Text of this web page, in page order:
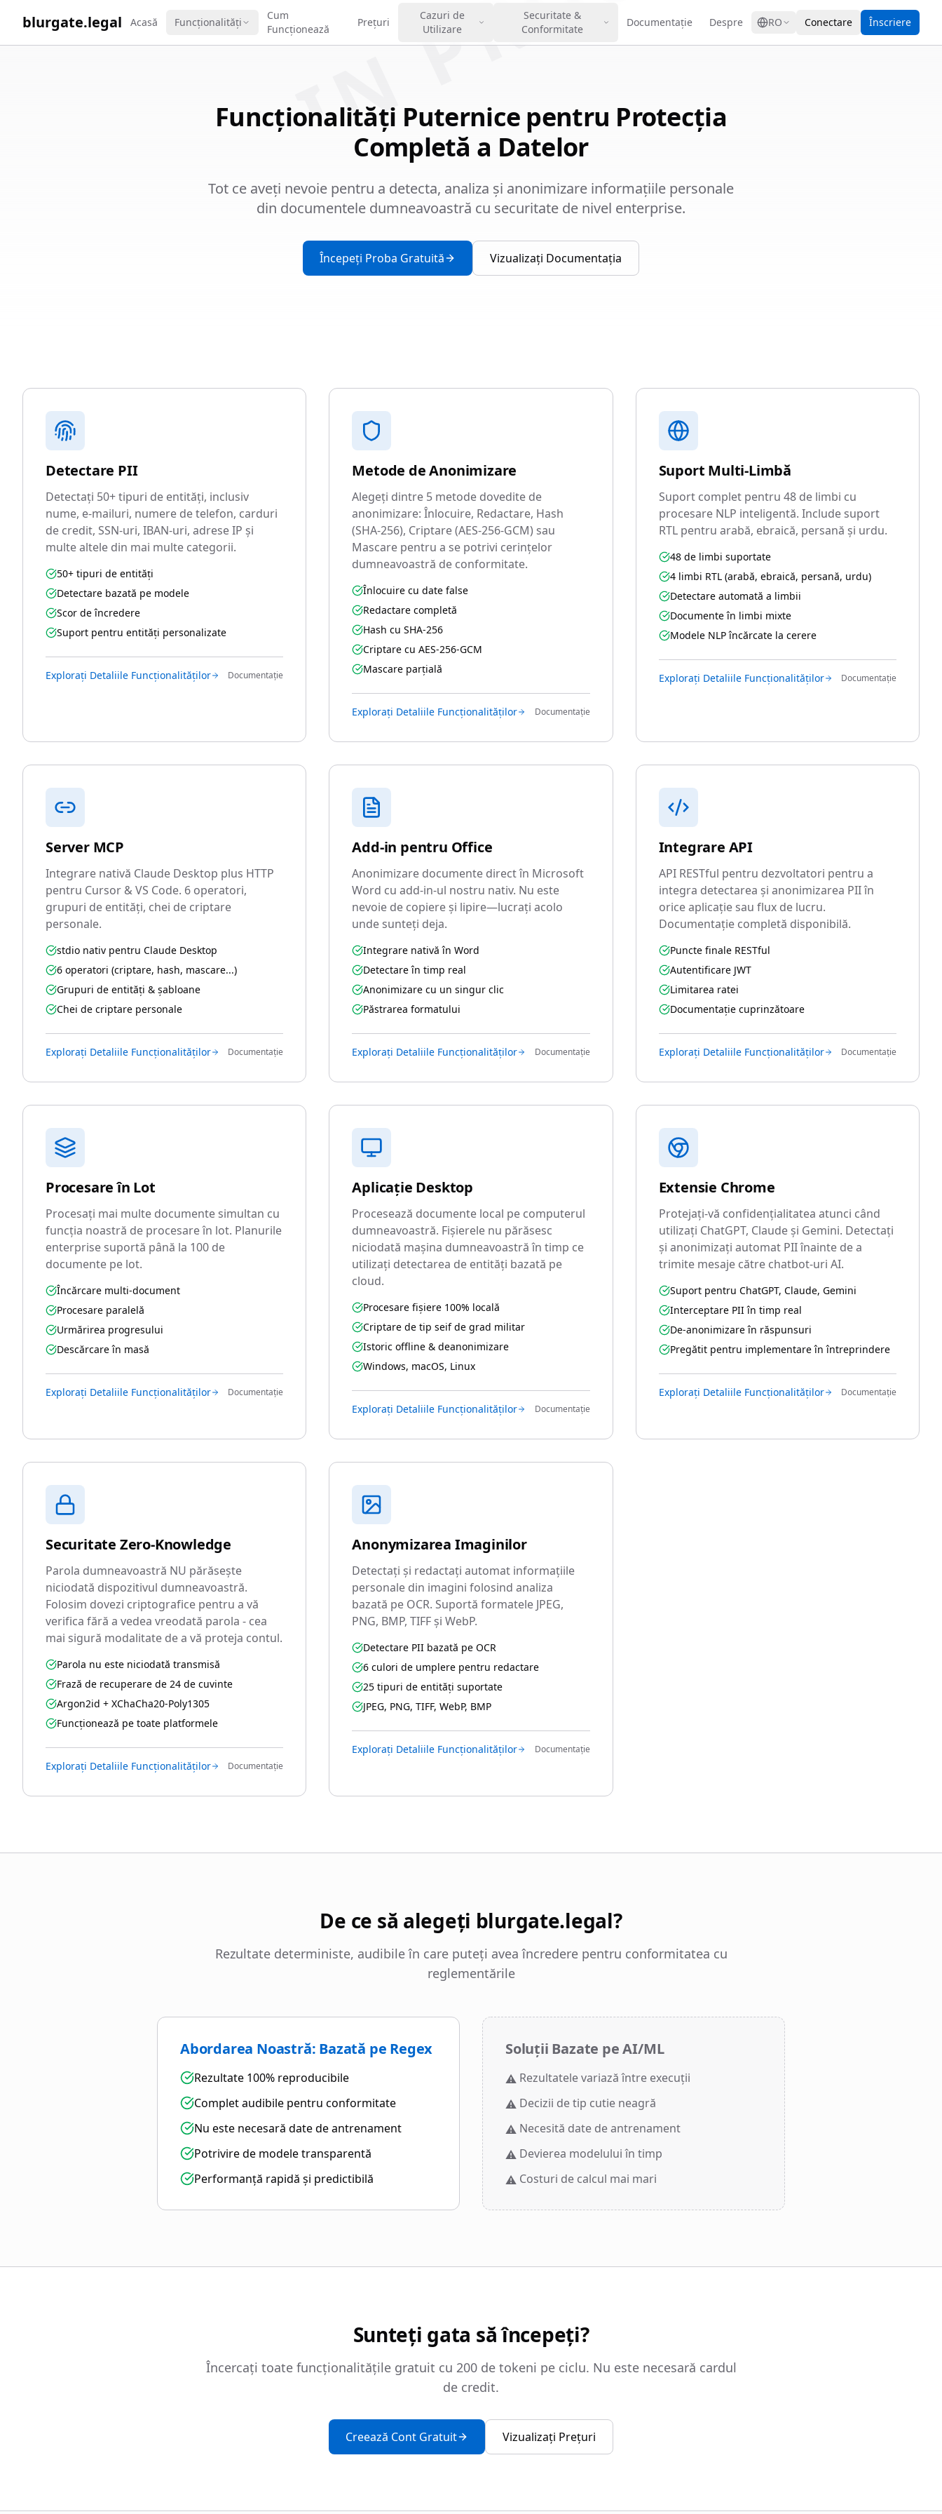
blurgate.legal Acasă Funcționalități
Cum
Funcționează
Prețuri
Cazuri de
Utilizare
Securitate &
Conformitate
Documentație Despre RO Conectare Înscriere
Funcționalități Puternice pentru Protecția
Completă a Datelor
Tot ce aveți nevoie pentru a detecta, analiza și anonimizare informațiile personale
din documentele dumneavoastră cu securitate de nivel enterprise.
Începeți Proba Gratuită Vizualizați Documentația
Detectare PII
Detectați 50+ tipuri de entități, inclusiv
nume, e-mailuri, numere de telefon, carduri
de credit, SSN-uri, IBAN-uri, adrese IP și
multe altele din mai multe categorii.
50+ tipuri de entități
Detectare bazată pe modele
Scor de încredere
Suport pentru entități personalizate
Explorați Detaliile Funcționalităților Documentație
Metode de Anonimizare
Alegeți dintre 5 metode dovedite de
anonimizare: Înlocuire, Redactare, Hash
(SHA-256), Criptare (AES-256-GCM) sau
Mascare pentru a se potrivi cerințelor
dumneavoastră de conformitate.
Înlocuire cu date false
Redactare completă
Hash cu SHA-256
Criptare cu AES-256-GCM
Mascare parțială
Explorați Detaliile Funcționalităților Documentație
Suport Multi-Limbă
Suport complet pentru 48 de limbi cu
procesare NLP inteligentă. Include suport
RTL pentru arabă, ebraică, persană și urdu.
48 de limbi suportate
4 limbi RTL (arabă, ebraică, persană, urdu)
Detectare automată a limbii
Documente în limbi mixte
Modele NLP încărcate la cerere
Explorați Detaliile Funcționalităților Documentație
Server MCP
Integrare nativă Claude Desktop plus HTTP
pentru Cursor & VS Code. 6 operatori,
grupuri de entități, chei de criptare
personale.
stdio nativ pentru Claude Desktop
6 operatori (criptare, hash, mascare...)
Grupuri de entități & șabloane
Chei de criptare personale
Explorați Detaliile Funcționalităților Documentație
Add-in pentru Office
Anonimizare documente direct în Microsoft
Word cu add-in-ul nostru nativ. Nu este
nevoie de copiere și lipire—lucrați acolo
unde sunteți deja.
Integrare nativă în Word
Detectare în timp real
Anonimizare cu un singur clic
Păstrarea formatului
Explorați Detaliile Funcționalităților Documentație
Integrare API
API RESTful pentru dezvoltatori pentru a
integra detectarea și anonimizarea PII în
orice aplicație sau flux de lucru.
Documentație completă disponibilă.
Puncte finale RESTful
Autentificare JWT
Limitarea ratei
Documentație cuprinzătoare
Explorați Detaliile Funcționalităților Documentație
Procesare în Lot
Procesați mai multe documente simultan cu
funcția noastră de procesare în lot. Planurile
enterprise suportă până la 100 de
documente pe lot.
Încărcare multi-document
Procesare paralelă
Urmărirea progresului
Descărcare în masă
Explorați Detaliile Funcționalităților Documentație
Aplicație Desktop
Procesează documente local pe computerul
dumneavoastră. Fișierele nu părăsesc
niciodată mașina dumneavoastră în timp ce
utilizați detectarea de entități bazată pe
cloud.
Procesare fișiere 100% locală
Criptare de tip seif de grad militar
Istoric offline & deanonimizare
Windows, macOS, Linux
Explorați Detaliile Funcționalităților Documentație
Extensie Chrome
Protejați-vă confidențialitatea atunci când
utilizați ChatGPT, Claude și Gemini. Detectați
și anonimizați automat PII înainte de a
trimite mesaje către chatbot-uri AI.
Suport pentru ChatGPT, Claude, Gemini
Interceptare PII în timp real
De-anonimizare în răspunsuri
Pregătit pentru implementare în întreprindere
Explorați Detaliile Funcționalităților Documentație
Securitate Zero-Knowledge
Parola dumneavoastră NU părăsește
niciodată dispozitivul dumneavoastră.
Folosim dovezi criptografice pentru a vă
verifica fără a vedea vreodată parola - cea
mai sigură modalitate de a vă proteja contul.
Parola nu este niciodată transmisă
Frază de recuperare de 24 de cuvinte
Argon2id + XChaCha20-Poly1305
Funcționează pe toate platformele
Explorați Detaliile Funcționalităților Documentație
Anonymizarea Imaginilor
Detectați și redactați automat informațiile
personale din imagini folosind analiza
bazată pe OCR. Suportă formatele JPEG,
PNG, BMP, TIFF și WebP.
Detectare PII bazată pe OCR
6 culori de umplere pentru redactare
25 tipuri de entități suportate
JPEG, PNG, TIFF, WebP, BMP
Explorați Detaliile Funcționalităților Documentație
De ce să alegeți blurgate.legal?
Rezultate deterministe, audibile în care puteți avea încredere pentru conformitatea cu
reglementările
Abordarea Noastră: Bazată pe Regex
Rezultate 100% reproducibile
Complet audibile pentru conformitate
Nu este necesară date de antrenament
Potrivire de modele transparentă
Performanță rapidă și predictibilă
Soluții Bazate pe AI/ML
⚠️ Rezultatele variază între execuții
⚠️ Decizii de tip cutie neagră
⚠️ Necesită date de antrenament
⚠️ Devierea modelului în timp
⚠️ Costuri de calcul mai mari
Sunteți gata să începeți?
Încercați toate funcționalitățile gratuit cu 200 de tokeni pe ciclu. Nu este necesară cardul
de credit.
Creează Cont Gratuit Vizualizați Prețuri